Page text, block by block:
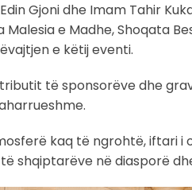
Gjoni dhe Imam Tahir
e Madhe, Shoqata
e këtij eventi.
të sponsorëve dhe
kaq të ngrohtë, iftari i
shqiptarëve në diasporë